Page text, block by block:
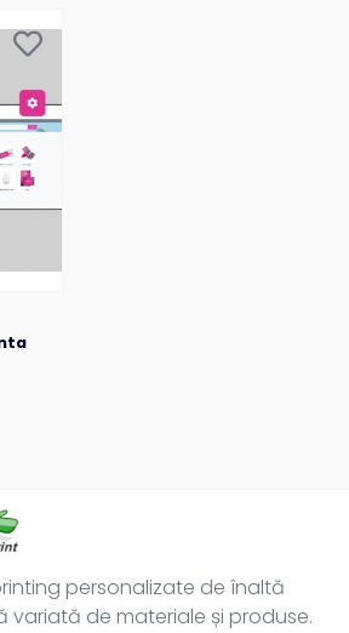
personalizate de înaltă
de materiale și produse.